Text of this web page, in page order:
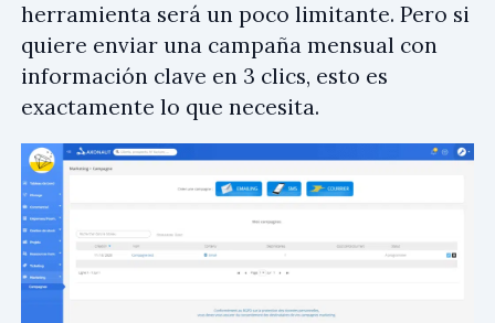
herramienta será un poco limitante. Pero si
quiere enviar una campaña mensual con
información clave en 3 clics, esto es
exactamente lo que necesita.